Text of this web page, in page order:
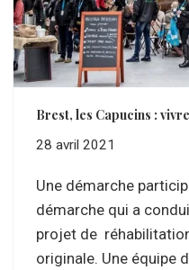
Brest, les Capucins :
28 avril 2021
Une démarche
démarche qui a
projet de
originale. Une équipe